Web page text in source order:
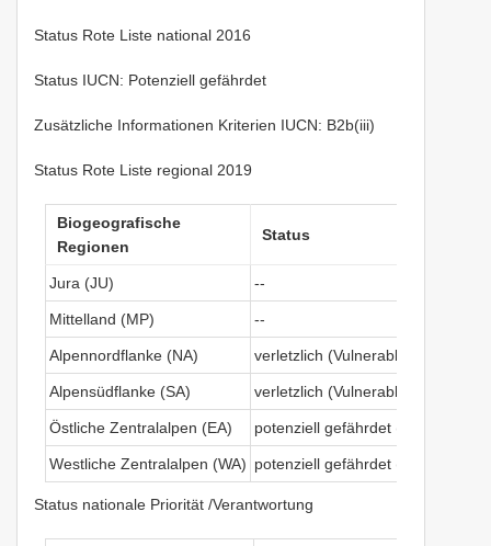
Status Rote Liste national 2016
Status IUCN: Potenziell gefährdet
Zusätzliche Informationen Kriterien IUCN: B2b(iii)
Status Rote Liste regional 2019
Biogeografische
Regionen
Status
Jura (JU) --
Mittelland (MP) --
Alpennordflanke (NA) verletzlich (Vulnerable)
Alpensüdflanke (SA) verletzlich (Vulnerable)
Östliche Zentralalpen (EA) potenziell gefährdet (Near
Westliche Zentralalpen (WA) potenziell gefährdet (Near
Status nationale Priorität /Verantwortung